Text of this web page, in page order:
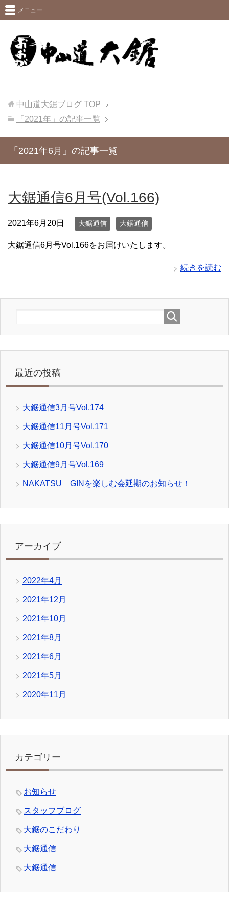
メニュー
中山道大鋸ブログ TOP
「2021年」の記事一覧
「2021年6月」の記事一覧
大鋸通信6月号(Vol.166)
2021年6月20日 大鋸通信 大鋸通信
大鋸通信6月号Vol.166をお届けいたします。
続きを読む
最近の投稿
大鋸通信3月号Vol.174
大鋸通信11月号Vol.171
大鋸通信10月号Vol.170
大鋸通信9月号Vol.169
NAKATSU GINを楽しむ会延期のお知らせ！
アーカイブ
2022年4月
2021年12月
2021年10月
2021年8月
2021年6月
2021年5月
2020年11月
カテゴリー
お知らせ
スタッフブログ
大鋸のこだわり
大鋸通信
大鋸通信